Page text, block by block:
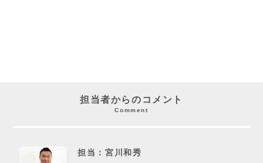
担当者からのコメント
Comment
担当：宮川和秀